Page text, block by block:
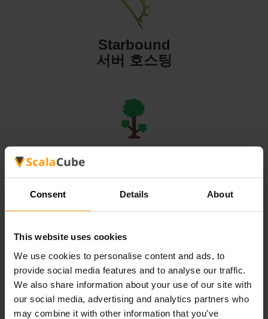
Consent Details About
This website uses cookies
We use cookies to personalise content and ads, to
provide social media features and to analyse our traffic.
We also share information about your use of our site with
our social media, advertising and analytics partners who
may combine it with other information that you’ve
Starbound
서버 호스팅
Valheim
서버 호스팅